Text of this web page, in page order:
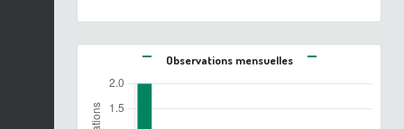
Observations mensuelles